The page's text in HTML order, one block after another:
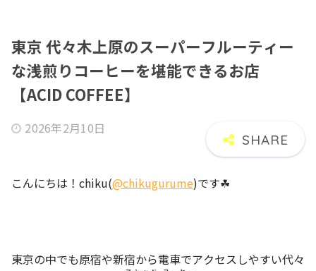
東京 代々木上原のスーパーフルーティー
な浅煎りコーヒーを堪能できるお店
【ACID COFFEE】
2026年2月10日
こんにちは！chiku(@chikugurume)です☘
東京の中でも原宿や新宿から電車でアクセスしやすい代々